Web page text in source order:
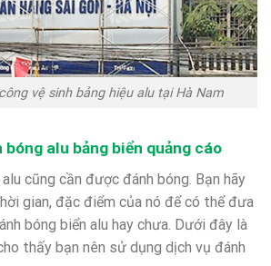
vệ sinh bảng hiệu alu tại Hà Nam
bóng alu bảng biển quảng cáo
cũng cần được đánh bóng. Bạn hãy
gian, đặc điểm của nó để có thể đưa
bóng biển alu hay chưa. Dưới đây là
thấy bạn nên sử dụng dịch vụ đánh